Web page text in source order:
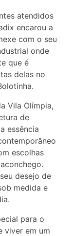
atendidos
encarou a
com o seu
onde
que é
delas no
Vila Olímpia,
de
essência
escolhas
desejo de
medida e
para o
viver em um